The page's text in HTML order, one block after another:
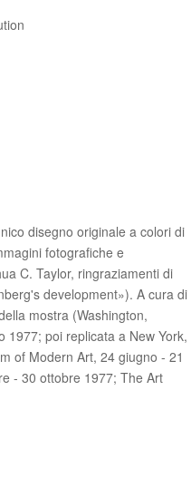
disegno originale a colori di
fotografiche e
C. Taylor, ringraziamenti di
development»). A cura di
mostra (Washington,
1977; poi replicata a New York,
of Modern Art, 24 giugno - 21
- 30 ottobre 1977; The Art